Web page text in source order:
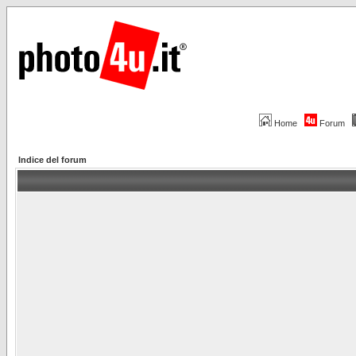
Home Forum
Indice del forum